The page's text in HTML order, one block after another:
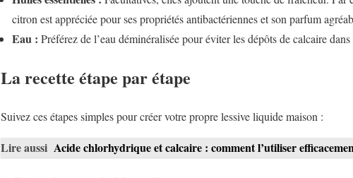
citron est appréciée pour ses propriétés antibactériennes et son parfum
Eau : Préférez de l’eau déminéralisée pour éviter les dépôts de calcaire
La recette étape par étape
Suivez ces étapes simples pour créer votre propre lessive liquide maison :
Lire aussi Acide chlorhydrique et calcaire : comment l’utiliser